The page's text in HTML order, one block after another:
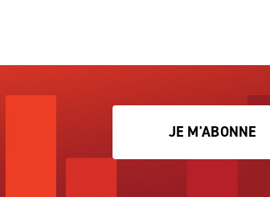
JE M'ABONNE